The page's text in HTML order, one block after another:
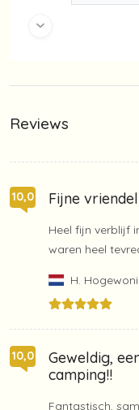
Reviews
10,0 Fijne
Heel fijn verblijf
waren heel
H.
10,0
Geweldig,
camping!!
Fantastisch,